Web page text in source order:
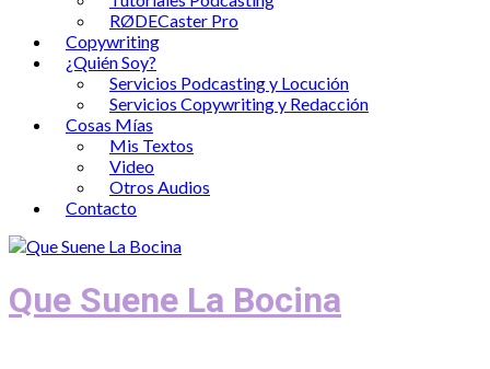
RØDECaster Pro
Copywriting
¿Quién Soy?
Servicios Podcasting y Locución
Servicios Copywriting y Redacción
Cosas Mías
Mis Textos
Video
Otros Audios
Contacto
Que Suene La Bocina